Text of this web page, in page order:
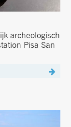
archeologisch
Pisa San